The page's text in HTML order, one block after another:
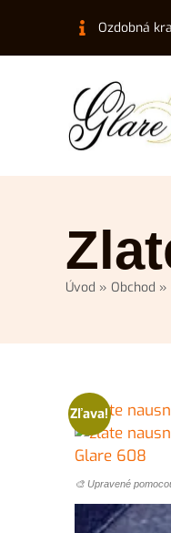
Ozdobná
Úvod » Obchod »
Zľava!
🎨 Upravené